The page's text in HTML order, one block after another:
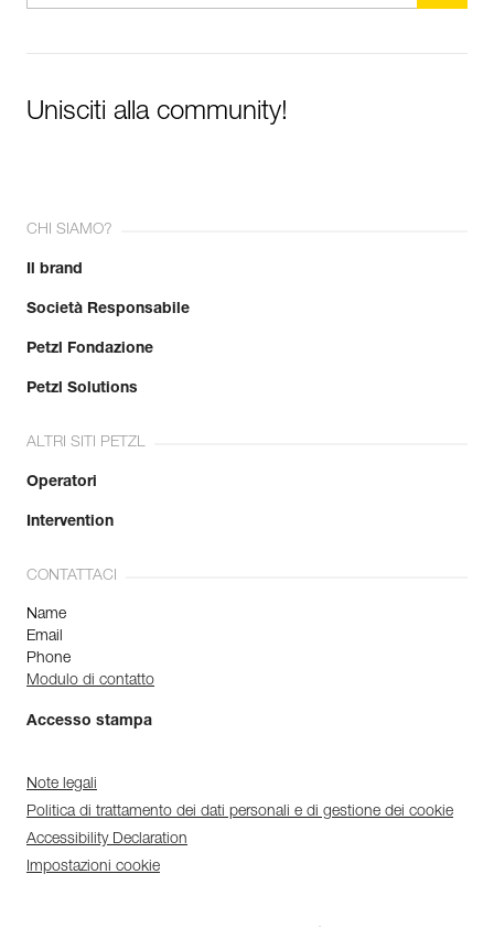
Unisciti alla community!
CHI SIAMO?
Il brand
Società Responsabile
Petzl Fondazione
Petzl Solutions
ALTRI SITI PETZL
Operatori
Intervention
CONTATTACI
Name
Email
Phone
Modulo di contatto
Accesso stampa
Note legali
Politica di trattamento dei dati personali e di gestione dei cookie
Accessibility Declaration
Impostazioni cookie